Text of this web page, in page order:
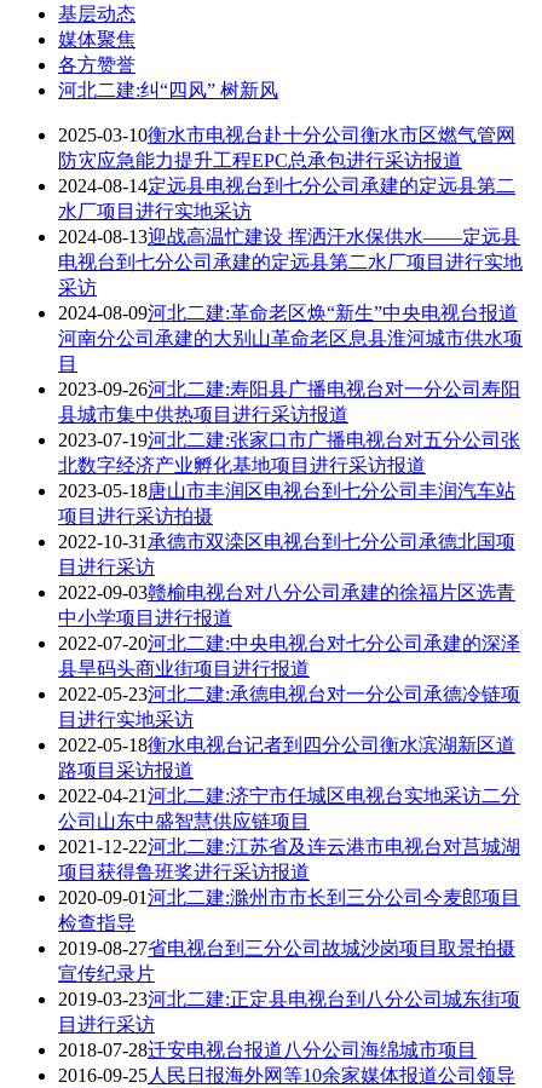
基层动态
媒体聚焦
各方赞誉
河北二建:纠“四风” 树新风
2025-03-10衡水市电视台赴十分公司衡水市区燃气管网
防灾应急能力提升工程EPC总承包进行采访报道
2024-08-14定远县电视台到七分公司承建的定远县第二
水厂项目进行实地采访
2024-08-13迎战高温忙建设 挥洒汗水保供水——定远县
电视台到七分公司承建的定远县第二水厂项目进行实地
采访
2024-08-09河北二建:革命老区焕“新生”中央电视台报道
河南分公司承建的大别山革命老区息县淮河城市供水项
目
2023-09-26河北二建:寿阳县广播电视台对一分公司寿阳
县城市集中供热项目进行采访报道
2023-07-19河北二建:张家口市广播电视台对五分公司张
北数字经济产业孵化基地项目进行采访报道
2023-05-18唐山市丰润区电视台到七分公司丰润汽车站
项目进行采访拍摄
2022-10-31 承德市双滦区电视台到七分公司承德北国项
目进行采访
2022-09-03赣榆电视台对八分公司承建的徐福片区选青
中小学项目进行报道
2022-07-20河北二建:中央电视台对七分公司承建的深泽
县旱码头商业街项目进行报道
2022-05-23河北二建:承德电视台对一分公司承德冷链项
目进行实地采访
2022-05-18衡水电视台记者到四分公司衡水滨湖新区道
路项目采访报道
2022-04-21河北二建:济宁市任城区电视台实地采访二分
公司山东中盛智慧供应链项目
2021-12-22河北二建:江苏省及连云港市电视台对莒城湖
项目获得鲁班奖进行采访报道
2020-09-01河北二建:滁州市市长到三分公司今麦郎项目
检查指导
2019-08-27省电视台到三分公司故城沙岗项目取景拍摄
宣传纪录片
2019-03-23河北二建:正定县电视台到八分公司城东街项
目进行采访
2018-07-28迁安电视台报道八分公司海绵城市项目
2016-09-25人民日报海外网等10余家媒体报道公司领导